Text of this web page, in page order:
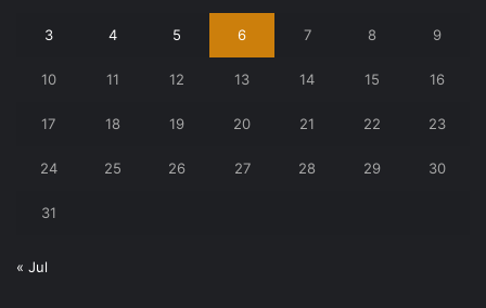
3 4 5 6 7 8 9
10 11 12 13 14 15 16
17 18 19 20 21 22 23
24 25 26 27 28 29 30
31
« Jul